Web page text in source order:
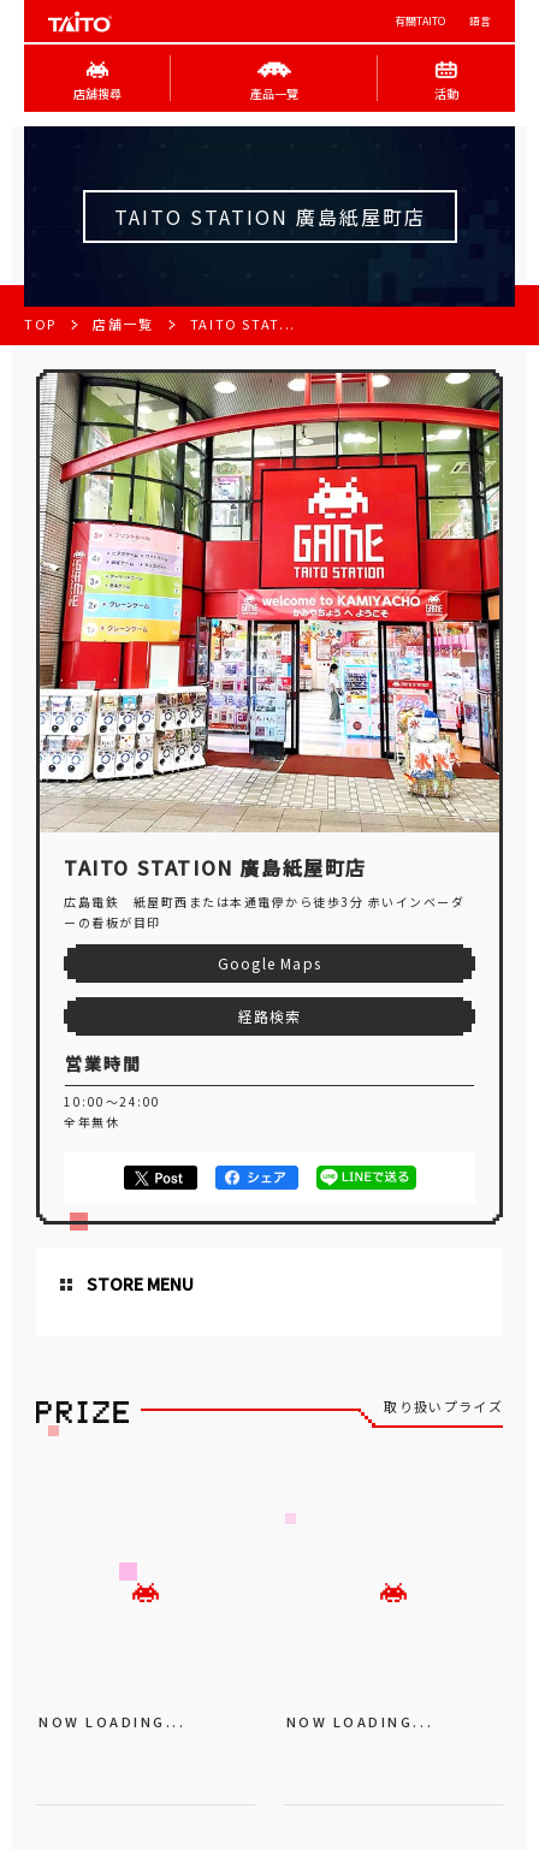
有關TAITO 語言
店舖搜尋 產品一覽 活動
TAITO STATION 廣島紙屋町店
TOP 店舗一覧 TAITO STAT...
STORE MENU
取り扱いプライズ
NOW LOADING... NOW LOADING...
TAITO STATION 廣島紙屋町店
広島電鉄 紙屋町西または本通電停から徒歩3分 赤いインベーダ
ーの看板が目印
Google Maps
経路検索
営業時間
10:00～24:00
全年無休